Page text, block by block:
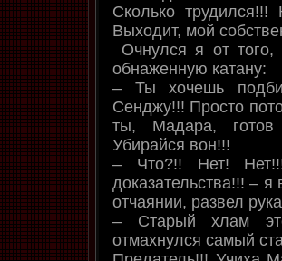
Сколько
Выходит, мой
Очнулся я от того,
обнаженную катану:
– Ты хочешь
Сенджу!!! Просто
ты, Мадара, готов
Убирайся вон!!!
– Что?!! Нет!
доказательства!!! –
отчаянии, развел
– Старый хлам
отмахнулся самый